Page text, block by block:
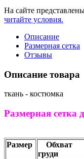
На сайте
читайте условия.
Описание
Размерная сетка
Отзывы
Описание товара
ткань - костюмка
Размерная сетка
Размер
Обхват
груди